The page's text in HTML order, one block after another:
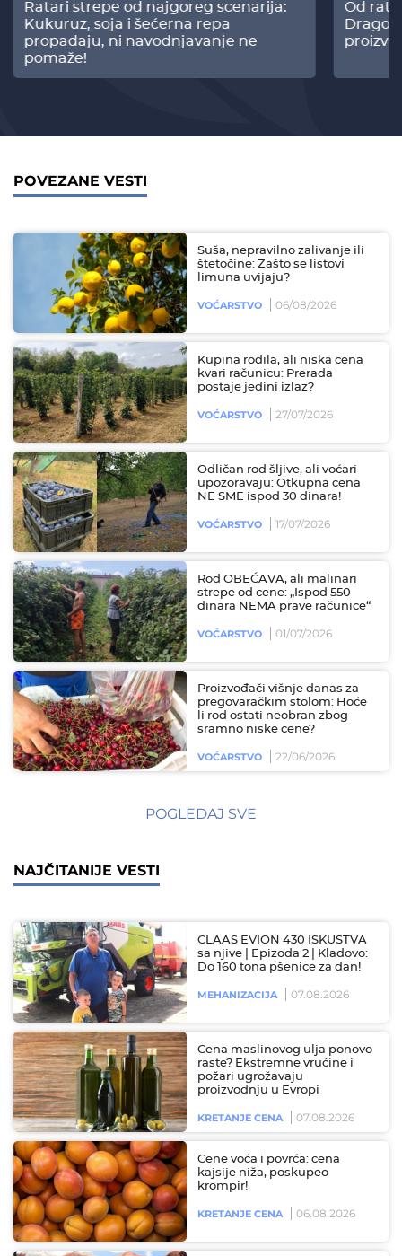
Ratari strepe od najgoreg scenarija:
Kukuruz, soja i šećerna repa
propadaju, ni navodnjavanje ne
pomaže!
Od
POVEZANE VESTI
Suša, nepravilno zalivanje ili
štetočine: Zašto se listovi
limuna uvijaju?
VOĆARSTVO 06/08/2026
Kupina rodila, ali niska cena
kvari računicu: Prerada
postaje jedini izlaz?
VOĆARSTVO 27/07/2026
Odličan rod šljive, ali voćari
upozoravaju: Otkupna cena
NE SME ispod 30 dinara!
VOĆARSTVO 17/07/2026
Rod OBEĆAVA, ali malinari
strepe od cene: „Ispod 550
dinara NEMA prave računice“
VOĆARSTVO 01/07/2026
Proizvođači višnje danas za
pregovaračkim stolom: Hoće
li rod ostati neobran zbog
sramno niske cene?
VOĆARSTVO 22/06/2026
POGLEDAJ SVE
NAJČITANIJE VESTI
CLAAS EVION 430 ISKUSTVA
sa njive | Epizoda 2 | Kladovo:
Do 160 tona pšenice za dan!
MEHANIZACIJA 07.08.2026
Cena maslinovog ulja ponovo
raste? Ekstremne vrućine i
požari ugrožavaju
proizvodnju u Evropi
KRETANJE CENA 07.08.2026
Cene voća i povrća: cena
kajsije niža, poskupeo
krompir!
KRETANJE CENA 06.08.2026